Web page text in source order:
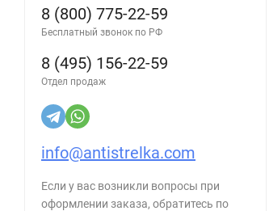
8 (800) 775-22-59
Бесплатный звонок по РФ
8 (495) 156-22-59
Отдел продаж
info@antistrelka.com
Если у вас возникли вопросы при
оформлении заказа, обратитесь по